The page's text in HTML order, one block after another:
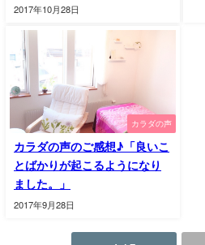
2017年10月28日
カラダの声
カラダの声のご感想♪「良いこ
とばかりが起こるようになり
ました。」
2017年9月28日